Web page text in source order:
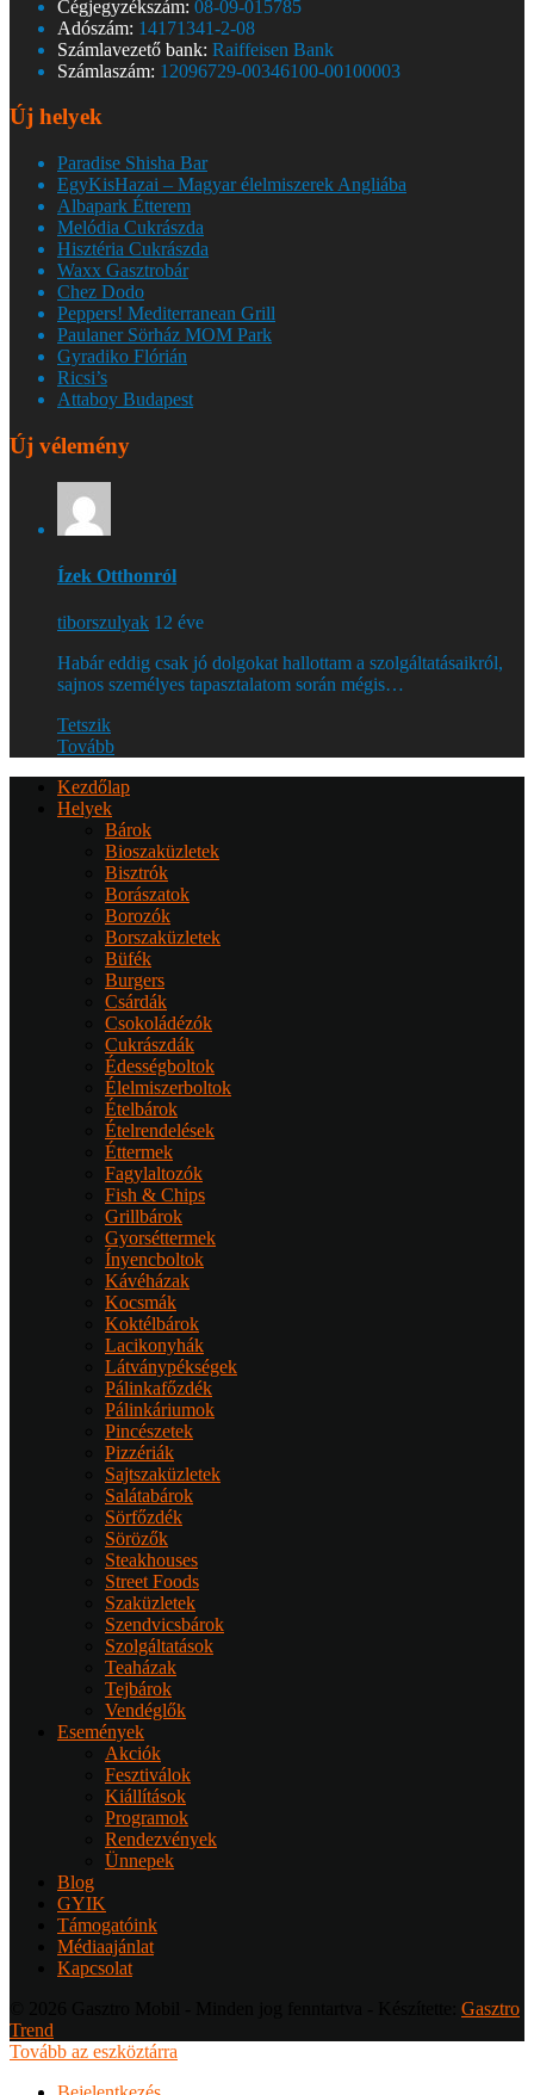
Cégjegyzékszám: 08-09-015785
Adószám: 14171341-2-08
Számlavezető bank: Raiffeisen Bank
Számlaszám: 12096729-00346100-00100003
Új helyek
Paradise Shisha Bar
EgyKisHazai – Magyar élelmiszerek Angliába
Albapark Étterem
Melódia Cukrászda
Hisztéria Cukrászda
Waxx Gasztrobár
Chez Dodo
Peppers! Mediterranean Grill
Paulaner Sörház MOM Park
Gyradiko Flórián
Ricsi’s
Attaboy Budapest
Új vélemény
Ízek Otthonról
tiborszulyak 12 éve
Habár eddig csak jó dolgokat hallottam a szolgáltatásaikról,
sajnos személyes tapasztalatom során mégis…
Tetszik
Tovább
Kezdőlap
Helyek
Bárok
Bioszaküzletek
Bisztrók
Borászatok
Borozók
Borszaküzletek
Büfék
Burgers
Csárdák
Csokoládézók
Cukrászdák
Édességboltok
Élelmiszerboltok
Ételbárok
Ételrendelések
Éttermek
Fagylaltozók
Fish & Chips
Grillbárok
Gyorséttermek
Ínyencboltok
Kávéházak
Kocsmák
Koktélbárok
Lacikonyhák
Látványpékségek
Pálinkafőzdék
Pálinkáriumok
Pincészetek
Pizzériák
Sajtszaküzletek
Salátabárok
Sörfőzdék
Sörözők
Steakhouses
Street Foods
Szaküzletek
Szendvicsbárok
Szolgáltatások
Teaházak
Tejbárok
Vendéglők
Események
Akciók
Fesztiválok
Kiállítások
Programok
Rendezvények
Ünnepek
Blog
GYIK
Támogatóink
Médiaajánlat
Kapcsolat
Gasztro
Trend
Tovább az eszköztárra